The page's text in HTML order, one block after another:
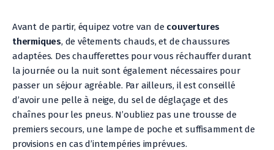
Avant de partir, équipez votre van de couvertures
thermiques, de vêtements chauds, et de chaussures
adaptées. Des chaufferettes pour vous réchauffer durant
la journée ou la nuit sont également nécessaires pour
passer un séjour agréable. Par ailleurs, il est conseillé
d’avoir une pelle à neige, du sel de déglaçage et des
chaînes pour les pneus. N’oubliez pas une trousse de
premiers secours, une lampe de poche et suffisamment de
provisions en cas d’intempéries imprévues.